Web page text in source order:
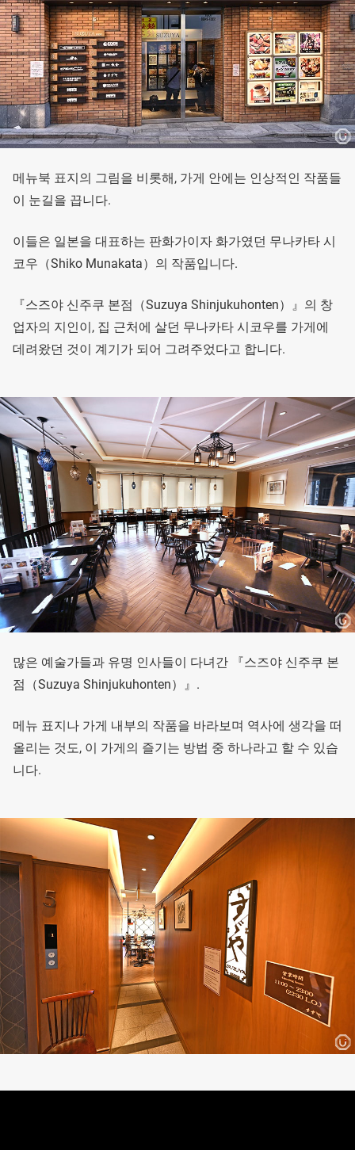
메뉴북 표지의 그림을 비롯해, 가게 안에는 인상적인 작품들
이 눈길을 끕니다.
이들은 일본을 대표하는 판화가이자 화가였던 무나카타 시
코우（Shiko Munakata）의 작품입니다.
『스즈야 신주쿠 본점（Suzuya Shinjukuhonten）』의 창
업자의 지인이, 집 근처에 살던 무나카타 시코우를 가게에
데려왔던 것이 계기가 되어 그려주었다고 합니다.
많은 예술가들과 유명 인사들이 다녀간 『스즈야 신주쿠 본
점（Suzuya Shinjukuhonten）』.
메뉴 표지나 가게 내부의 작품을 바라보며 역사에 생각을 떠
올리는 것도, 이 가게의 즐기는 방법 중 하나라고 할 수 있습
니다.